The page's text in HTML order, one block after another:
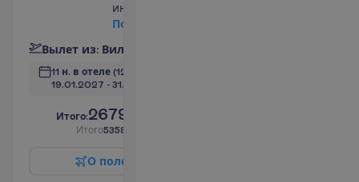
интернет
По
Вылет из: Вил
11 н. в отеле (12 н. всего)
19.01.2027 - 31.01.2027
Итого:2679.00
Итого5358.00
О поле